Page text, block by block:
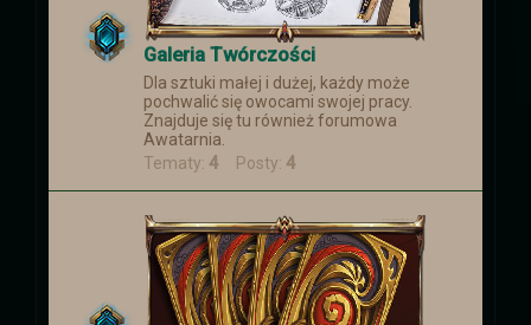
Galeria Twórczości
Dla sztuki małej i dużej, każdy może
pochwalić się owocami swojej pracy.
Znajduje się tu również forumowa
Awatarnia.
Tematy: 4 Posty: 4